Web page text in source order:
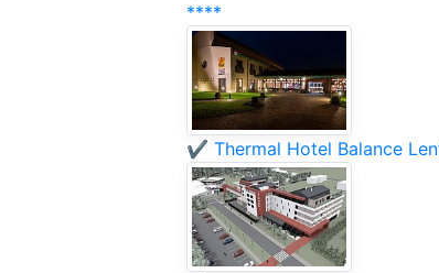
****
✔️ Thermal Hotel Balance